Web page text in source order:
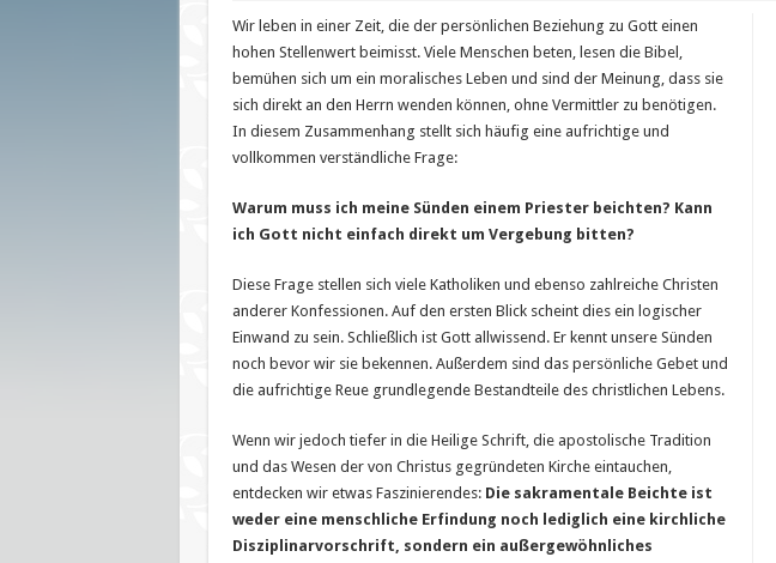
Wir leben in einer Zeit, die der persönlichen Beziehung zu Gott einen
hohen Stellenwert beimisst. Viele Menschen beten, lesen die Bibel,
bemühen sich um ein moralisches Leben und sind der Meinung, dass sie
sich direkt an den Herrn wenden können, ohne Vermittler zu benötigen.
In diesem Zusammenhang stellt sich häufig eine aufrichtige und
vollkommen verständliche Frage:
Warum muss ich meine Sünden einem Priester beichten? Kann
ich Gott nicht einfach direkt um Vergebung bitten?
Diese Frage stellen sich viele Katholiken und ebenso zahlreiche Christen
anderer Konfessionen. Auf den ersten Blick scheint dies ein logischer
Einwand zu sein. Schließlich ist Gott allwissend. Er kennt unsere Sünden
noch bevor wir sie bekennen. Außerdem sind das persönliche Gebet und
die aufrichtige Reue grundlegende Bestandteile des christlichen Lebens.
Wenn wir jedoch tiefer in die Heilige Schrift, die apostolische Tradition
und das Wesen der von Christus gegründeten Kirche eintauchen,
entdecken wir etwas Faszinierendes: Die sakramentale Beichte ist
weder eine menschliche Erfindung noch lediglich eine kirchliche
Disziplinarvorschrift, sondern ein außergewöhnliches